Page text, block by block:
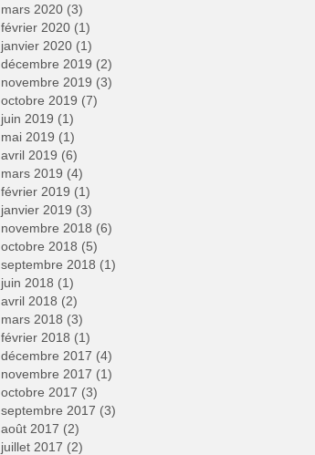
mars 2020(3)
février 2020(1)
janvier 2020(1)
décembre 2019 (2)
novembre 2019 (3)
octobre 2019 (7)
juin 2019 (1)
mai 2019 (1)
avril 2019 (6)
mars 2019 (4)
février 2019 (1)
janvier 2019 (3)
novembre 2018 (6)
octobre 2018 (5)
septembre 2018 (1)
juin 2018 (1)
avril 2018 (2)
mars 2018 (3)
février 2018 (1)
décembre 2017 (4)
novembre 2017 (1)
octobre 2017 (3)
septembre 2017 (3)
août 2017 (2)
juillet 2017 (2)